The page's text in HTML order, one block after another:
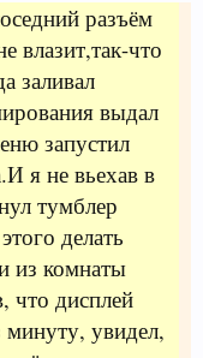
разъём
влазит,так-что
заливал
выдал
запустил
я не вьехав в
тумблер
делать
из комнаты
что дисплей
минуту, увидел,